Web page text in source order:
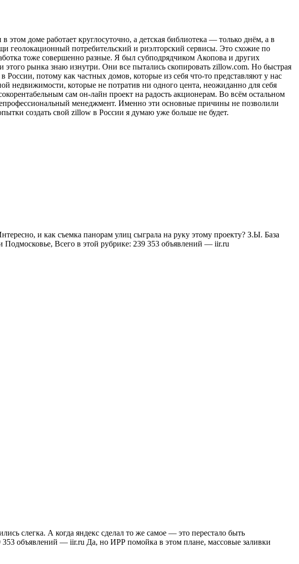
доме работает круглосуточно, а детская библиотека — только днём, а в
геолокационный потребительский и риэлторский сервисы. Это схожие по
тоже совершенно разные. Я был субподрядчиком Акопова и других
этого рынка знаю изнутри. Они все пытались скопировать zillow.com. Но быстрая
потому как частных домов, которые из себя что-то представляют у нас
недвижимости, которые не потратив ни одного цента, неожиданно для себя
сам он-лайн проект на радость акционерам. Во всём остальном
менеджмент. Именно эти основные причины не позволили
создать свой zillow в России я думаю уже больше не будет.
и как съемка панорам улиц сыграла на руку этому проекту? З.Ы. База
Всего в этой рубрике: 239 353 объявлений — iir.ru
слегка. А когда яндекс сделал то же самое — это перестало быть
объявлений — iir.ru Да, но ИРР помойка в этом плане, массовые заливки